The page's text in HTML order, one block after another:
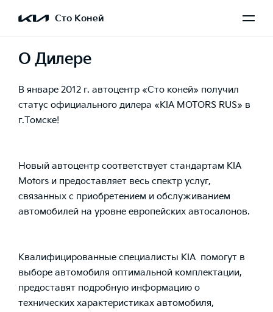
Сто Коней
О Дилере
В январе 2012 г. автоцентр «Сто коней» получил
статус официального дилера «KIA MOTORS RUS» в
г.Томске!
Новый автоцентр соответствует стандартам KIA
Motors и предоставляет весь спектр услуг,
связанных с приобретением и обслуживанием
автомобилей на уровне европейских автосалонов.
Квалифицированные специалисты КIA помогут в
выборе автомобиля оптимальной комплектации,
предоставят подробную информацию о
технических характеристиках автомобиля,